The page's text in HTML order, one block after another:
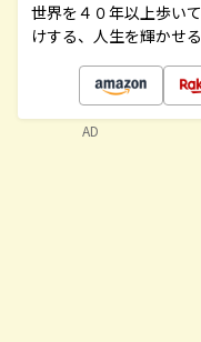
世界を４０年以上歩い
けする、人生を輝かせ
AD